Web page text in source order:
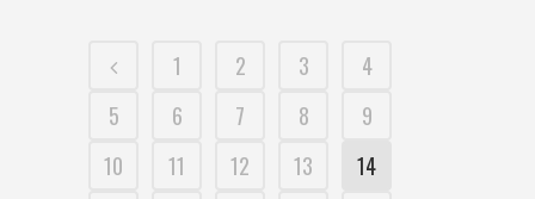
1 2 3
4
5
6 7 8
9
10
11 12 13
14